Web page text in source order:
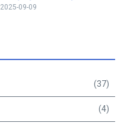
2025-09-09
(37)
(4)